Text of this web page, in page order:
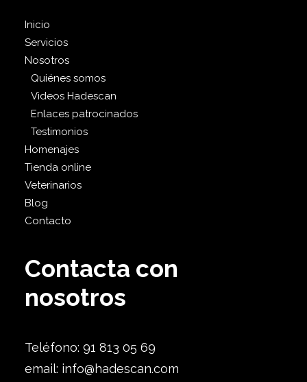
Inicio
Servicios
Nosotros
Quiénes somos
Videos Hadescan
Enlaces patrocinados
Testimonios
Homenajes
Tienda online
Veterinarios
Blog
Contacto
Contacta con
nosotros
Teléfono: 91 813 05 69
email: info@hadescan.com